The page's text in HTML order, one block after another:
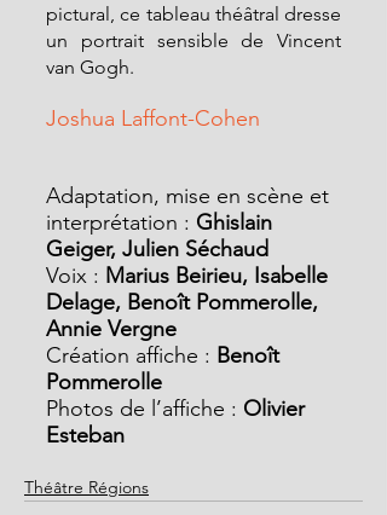
pictural, ce tableau théâtral dresse
un portrait sensible de Vincent
van Gogh.
Joshua Laffont-Cohen
Adaptation, mise en scène et
interprétation : Ghislain
Geiger, Julien Séchaud
Voix : Marius Beirieu, Isabelle
Delage, Benoît Pommerolle,
Annie Vergne
Création affiche : Benoît
Pommerolle
Photos de l’affiche : Olivier
Esteban
Théâtre Régions